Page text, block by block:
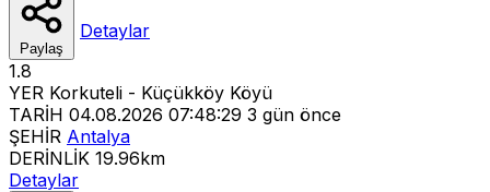
Paylaş
Detaylar
1.8
YER Korkuteli - Küçükköy Köyü
TARİH 04.08.2026 07:48:29 3 gün önce
ŞEHİR Antalya
DERİNLİK 19.96km
Detaylar